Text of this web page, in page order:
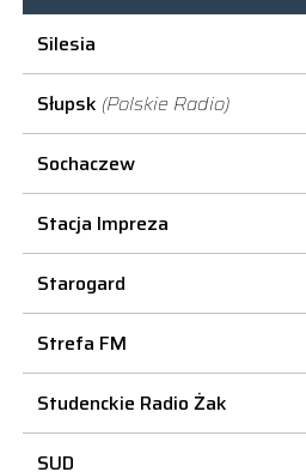
Silesia
Słupsk (Polskie Radio)
Sochaczew
Stacja Impreza
Starogard
Strefa FM
Studenckie Radio Żak
SUD